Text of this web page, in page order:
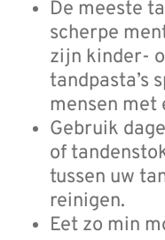
De meeste
scherpe
zijn kinder-
tandpasta’s
mensen met
Gebruik
of
tussen uw
reinigen.
Eet zo min